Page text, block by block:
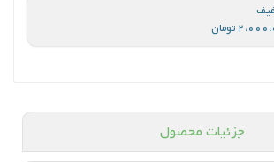
جزئیات محصول